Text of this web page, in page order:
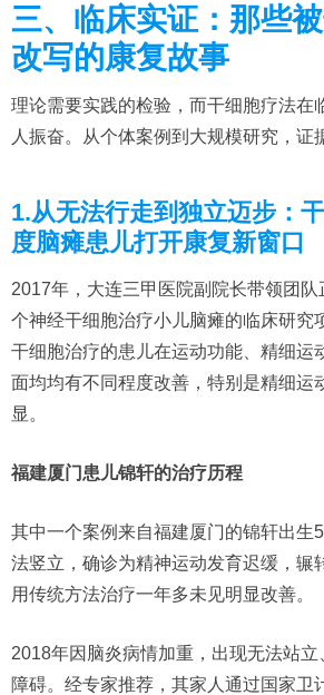
三、临床实证：那些
改写的康复故事
理论需要实践的检验，而干细胞疗法在
人振奋。从个体案例到大规模研究，证
1.从无法行走到独立迈步：
度脑瘫患儿打开康复新窗口
2017年，大连三甲医院副院长带领团
个神经干细胞治疗小儿脑瘫的临床研究
干细胞治疗的患儿在运动功能、精细运
面均均有不同程度改善，特别是精细运
显。
福建厦门患儿锦轩的治疗历程
其中一个案例来自福建厦门的锦轩出生
法竖立，确诊为精神运动发育迟缓，辗
用传统方法治疗一年多未见明显改善。
2018年因脑炎病情加重，出现无法站
障碍。经专家推荐，其家人通过国家卫